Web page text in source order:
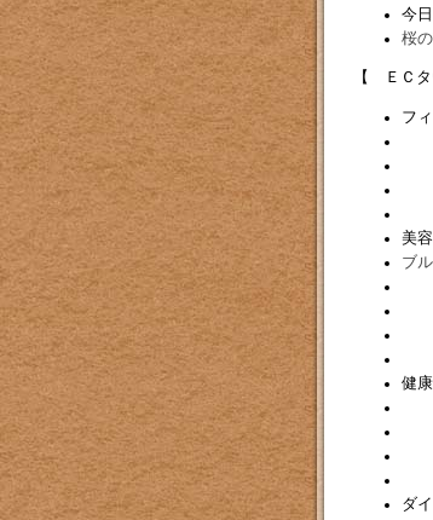
今
桜
【 ＥＣ
フ
美
ブ
健
ダ